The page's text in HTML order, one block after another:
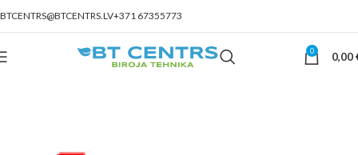
BTCENTRS@BTCENTRS.LV+371 67355773
0 0,00